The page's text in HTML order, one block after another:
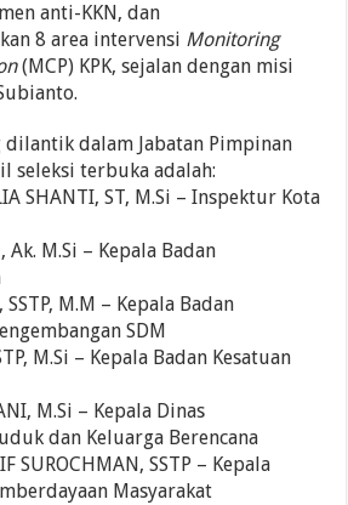
anti-KKN, dan
8 area intervensi Monitoring
(MCP) KPK, sejalan dengan misi
dalam Jabatan Pimpinan
seleksi terbuka adalah:
SHANTI, ST, M.Si – Inspektur Kota
Ak. M.Si – Kepala Badan
SSTP, M.M – Kepala Badan
SDM
M.Si – Kepala Badan Kesatuan
M.Si – Kepala Dinas
dan Keluarga Berencana
SUROCHMAN, SSTP – Kepala
Masyarakat